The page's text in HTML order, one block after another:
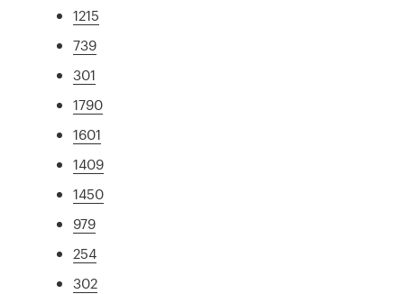
1215
739
301
1790
1601
1409
1450
979
254
302